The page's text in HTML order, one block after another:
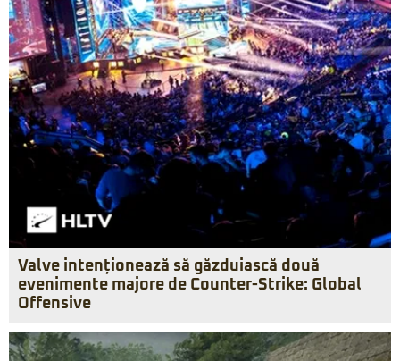
Valve intenționează să găzduiască două
evenimente majore de Counter-Strike: Global
Offensive